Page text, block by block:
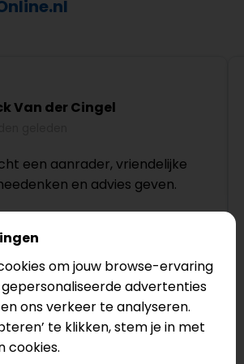
Van der Cingel
een aanrader, vriendelijke
en advies geven.
om jouw browse-ervaring
advertenties
ons verkeer te analyseren.
te klikken, stem je in met
cookies.